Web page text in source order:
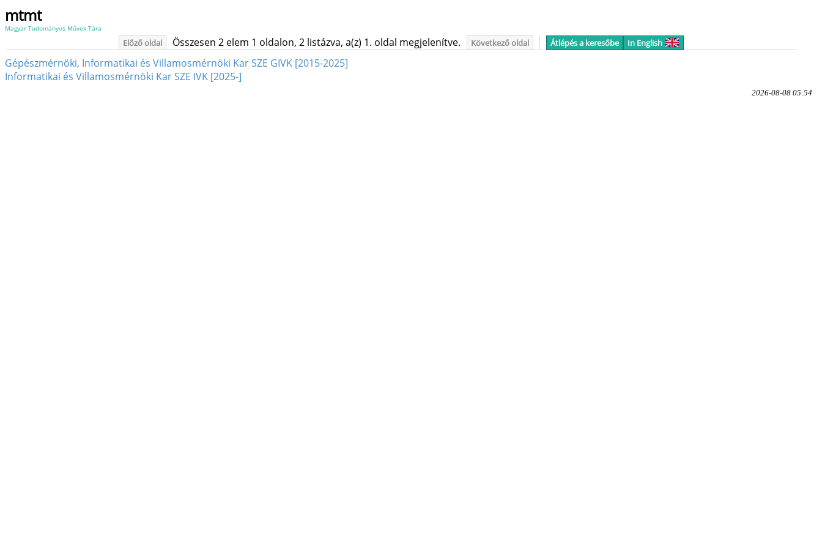
mtmt
Magyar Tudományos Művek Tára
Előző oldal Összesen 2 elem 1 oldalon, 2 listázva, a(z) 1. oldal megjelenítve. Következő oldal Átlépés a keresőbe In English
Gépészmérnöki, Informatikai és Villamosmérnöki Kar SZE GIVK [2015-2025]
Informatikai és Villamosmérnöki Kar SZE IVK [2025-]
2026-08-08 05:54